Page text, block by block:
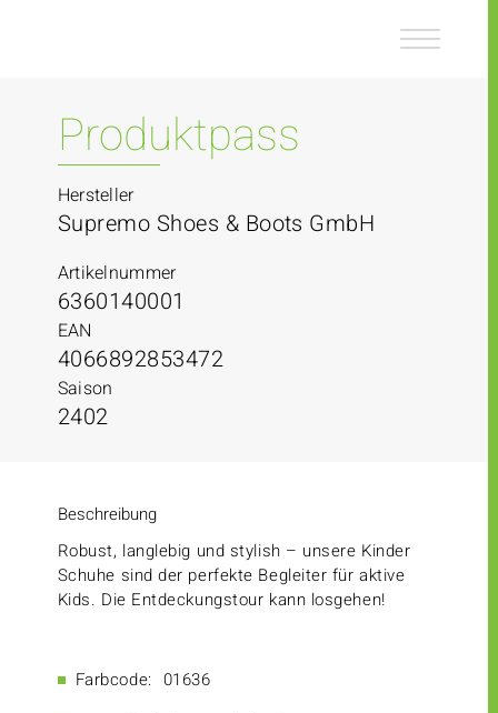
Produktpass
Hersteller
Supremo Shoes & Boots GmbH
Artikelnummer
6360140001
EAN
4066892853472
Saison
2402
Beschreibung
Robust, langlebig und stylish – unsere Kinder
Schuhe sind der perfekte Begleiter für aktive
Kids. Die Entdeckungstour kann losgehen!
Farbcode: 01636